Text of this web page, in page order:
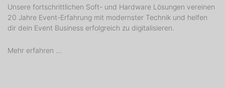
Unsere fortschrittlichen Soft- und Hardware Lösungen vereinen
20 Jahre Event-Erfahrung mit modernster Technik und helfen
dir dein Event Business erfolgreich zu digitalisieren.
Mehr erfahren ...